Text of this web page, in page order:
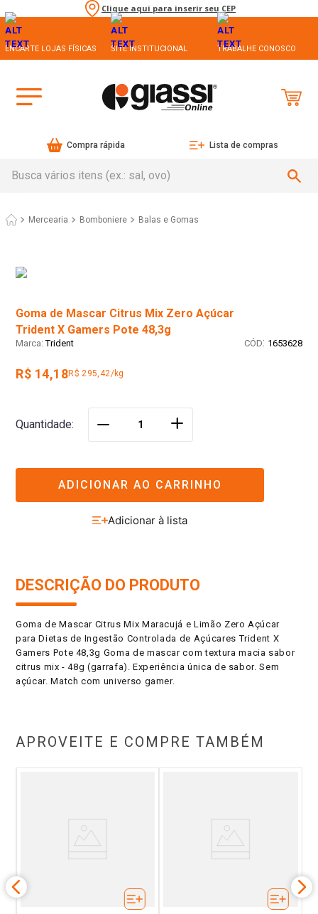
Clique aqui para inserir seu CEP
ENCARTE LOJAS FÍSICAS SITE INSTITUCIONAL TRABALHE CONOSCO
Compra rápida Lista de compras
Mercearia Bomboniere Balas e Gomas
Goma de Mascar Citrus Mix Zero Açúcar
Trident X Gamers Pote 48,3g
Trident : 1653628
R$ 14,18R$ 295,42/kg
Quantidade ＋
ADICIONAR AO CARRINHO
DESCRIÇÃO DO PRODUTO
Goma de Mascar Citrus Mix Maracujá e Limão Zero Açúcar
para Dietas de Ingestão Controlada de Açúcares Trident X
Gamers Pote 48,3g Goma de mascar com textura macia sabor
citrus mix - 48g (garrafa). Experiência única de sabor. Sem
açúcar. Match com universo gamer.
APROVEITE E COMPRE TAMBÉM